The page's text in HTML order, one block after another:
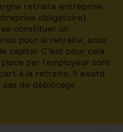
retraite entreprise
obligatoire)
constituer un
pour la retraite, sous
capital. C’est pour cela
par l’employeur sont
à la retraite. Il existe
cas de déblocage